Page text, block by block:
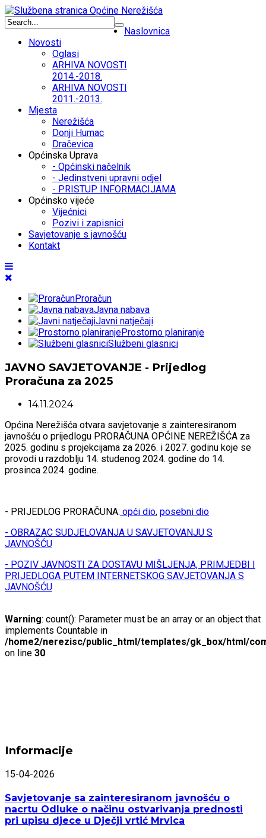
Naslovnica
Novosti
Oglasi
ARHIVA NOVOSTI
2014.-2018.
ARHIVA NOVOSTI
2011.-2013.
Mjesta
Nerežišća
Donji Humac
Dračevica
Općinska Uprava
- Općinski načelnik
- Jedinstveni upravni odjel
- PRISTUP INFORMACIJAMA
Općinsko vijeće
Vijećnici
Pozivi i zapisnici
Savjetovanje s javnošću
Kontakt
Proračun
Javna nabava
Javni natječaji
Prostorno planiranje
Službeni glasnici
JAVNO SAVJETOVANJE - Prijedlog
Proračuna za 2025
14.11.2024
Općina Nerežišća otvara savjetovanje s zainteresiranom
javnošću o prijedlogu PRORAČUNA OPĆINE NEREŽIŠĆA za
2025. godinu s projekcijama za 2026. i 2027. godinu koje se
provodi u razdoblju 14. studenog 2024. godine do 14.
prosinca 2024. godine.
- PRIJEDLOG PRORAČUNA: opći dio, posebni dio
- OBRAZAC SUDJELOVANJA U SAVJETOVANJU S
JAVNOŠĆU
- POZIV JAVNOSTI ZA DOSTAVU MIŠLJENJA, PRIMJEDBI I
PRIJEDLOGA PUTEM INTERNETSKOG SAVJETOVANJA S
JAVNOŠĆU
Warning: count(): Parameter must be an array or an object that
implements Countable in
/home2/nerezisc/public_html/templates/gk_box/html/
on line 30
Informacije
15-04-2026
Savjetovanje sa zainteresiranom javnošću o
nacrtu Odluke o načinu ostvarivanja prednosti
pri upisu djece u Dječji vrtić Mrvica